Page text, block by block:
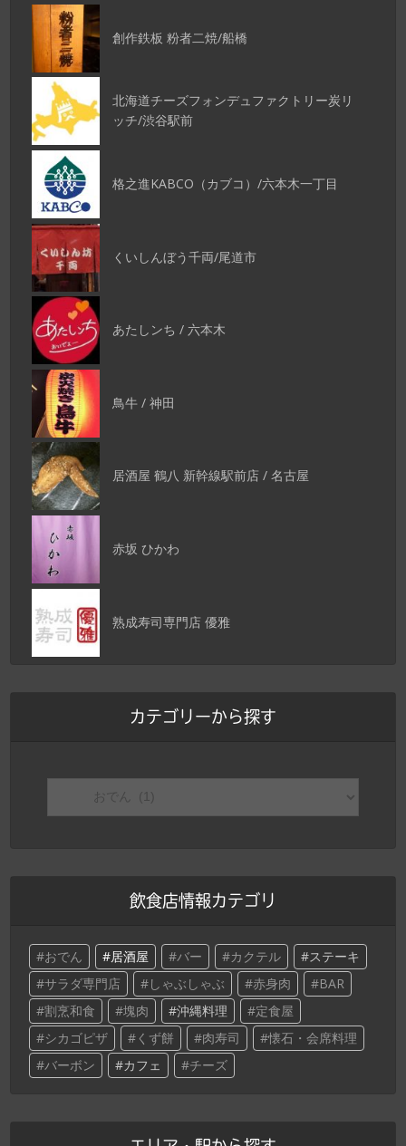
創作鉄板 粉者二焼/船橋
北海道チーズフォンデュファクトリー炭リ
ッチ/渋谷駅前
格之進KABCO（カブコ）/六本木一丁目
くいしんぼう千両/尾道市
あたしンち / 六本木
鳥牛 / 神田
居酒屋 鶴八 新幹線駅前店 / 名古屋
赤坂 ひかわ
熟成寿司専門店 優雅
カテゴリーから探す
飲食店情報カテゴリ
おでん 居酒屋 バー カクテル
ステーキ
サラダ専門店
しゃぶしゃぶ 赤身肉
BAR
割烹和食
塊肉 沖縄料理
定食屋
シカゴピザ
くず餅 肉寿司
懐石・会席料理
バーボン
カフェ チーズ